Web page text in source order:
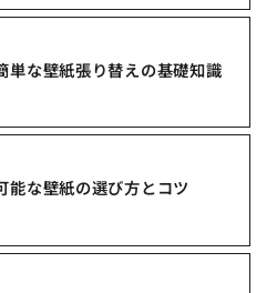
単な壁紙張り替えの基礎知識
能な壁紙の選び方とコツ